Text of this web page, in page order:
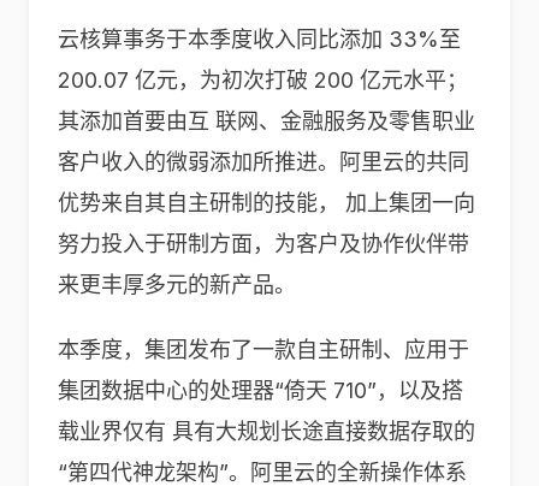
云核算事务于本季度收入同比添加 33%至
200.07 亿元，为初次打破 200 亿元水平；
其添加首要由互 联网、金融服务及零售职业
客户收入的微弱添加所推进。阿里云的共同
优势来自其自主研制的技能， 加上集团一向
努力投入于研制方面，为客户及协作伙伴带
来更丰厚多元的新产品。
本季度，集团发布了一款自主研制、应用于
集团数据中心的处理器“倚天 710”，以及搭
载业界仅有 具有大规划长途直接数据存取的
“第四代神龙架构”。阿里云的全新操作体系